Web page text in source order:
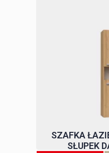
SZAFKA
SŁUPEK